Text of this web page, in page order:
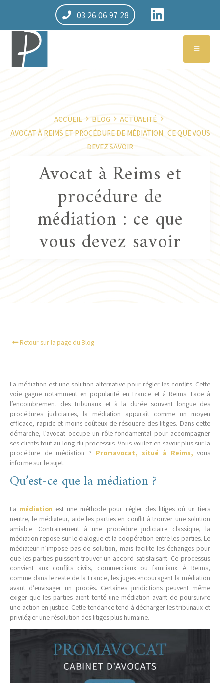
03 26 06 97 28
ACCUEIL BLOG
ACTUALITÉ
AVOCAT À REIMS ET PROCÉDURE DE MÉDIATION : CE QUE VOUS
DEVEZ SAVOIR
Avocat à Reims et
procédure de
médiation : ce que
vous devez savoir
Retour sur la page du Blog
La médiation est une solution alternative pour régler les conflits. Cette
voie gagne notamment en popularité en France et à Reims. Face à
l’encombrement des tribunaux et à la durée souvent longue des
procédures judiciaires, la médiation apparaît comme un moyen
efficace, rapide et moins coûteux de résoudre des litiges. Dans cette
démarche, l’avocat occupe un rôle fondamental pour accompagner
ses clients tout au long du processus. Vous voulez en savoir plus sur la
procédure de médiation ? Promavocat, situé à Reims, vous
informe sur le sujet.
Qu’est-ce que la médiation ?
La médiation est une méthode pour régler des litiges où un tiers
neutre, le médiateur, aide les parties en conflit à trouver une solution
amiable. Contrairement à une procédure judiciaire classique, la
médiation repose sur le dialogue et la coopération entre les parties. Le
médiateur n’impose pas de solution, mais facilite les échanges pour
que les parties puissent trouver un accord satisfaisant. Ce processus
convient aux conflits civils, commerciaux ou familiaux. À Reims,
comme dans le reste de la France, les juges encouragent la médiation
avant d’envisager un procès. Certaines juridictions peuvent même
exiger que les parties aient tenté une médiation avant de poursuivre
une action en justice. Cette tendance tend à décharger les tribunaux et
privilégier une résolution des litiges plus humaine.